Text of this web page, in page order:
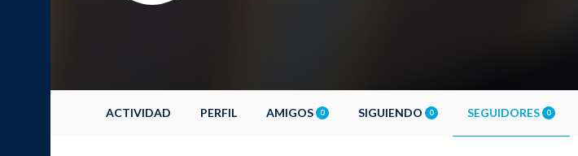
ACTIVIDAD PERFIL AMIGOS 0 SIGUIENDO 0 SEGUIDORES 0